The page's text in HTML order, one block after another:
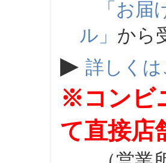
「お
ル」 から
▶ 詳しくは
※コンビ
て直接店